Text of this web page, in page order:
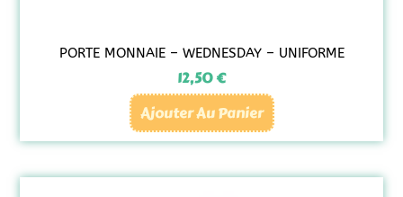
PORTE MONNAIE – WEDNESDAY – UNIFORME
12,50€
Ajouter Au Panier